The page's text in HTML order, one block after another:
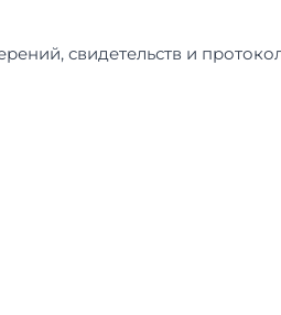
свидетельств и